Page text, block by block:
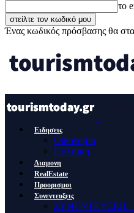
το
Ένας κωδικός πρόσβασης θα
Ειδησεις
Οικονομια
Πολιτικη
Διαμονη
RealEstate
Προορισμοι
Συνεντευξεις
ΣΥΝΕΝΤΕΥΞΕΙΣ